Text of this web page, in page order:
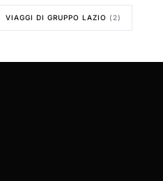
VIAGGI DI GRUPPO LAZIO (2)